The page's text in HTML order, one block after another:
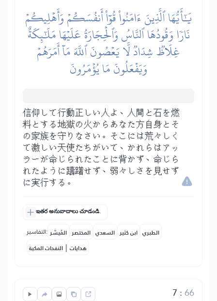
يَٰٓأَيُّهَا ٱلَّذِينَ ءَامَنُواْ قُوٓاْ أَنفُسَكُمۡ وَأَهۡلِيكُمۡ
نَارٗا وَقُودُهَا ٱلنَّاسُ وَٱلۡحِجَارَةُ عَلَيۡهَا مَلَٰٓئِكَةٌ
غِلَاظٞ شِدَادٞ لَّا يَعۡصُونَ ٱللَّهَ مَآ أَمَرَهُمۡ
وَيَفۡعَلُونَ مَا يُؤۡمَرُونَ
信仰して行動正しい人よ、人間と石を燃
料とする地獄の火からあなた方自身とそ
の家族を守りなさい。そこには荒々しく
て激しい天使たちがいて、かれらはアッ
ラーが命じられたことに背かず、命じら
れたように躊躇せず、弱々しさを見せず
に実行する。
ఇతర అనువాదాలు చూడండి.
التفاسير: المُيسَّر المختصر السعدي ابن كثير الطبري
النفحات المكية | هدايات
7 :66